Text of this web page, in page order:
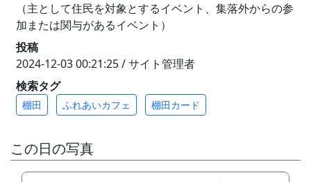
（主として住民を対象とするイベント、集落外からの参
加または関与があるイベント）
投稿
2024-12-03 00:21:25 / サイト管理者
検索タグ
棚田 ふれあいカフェ 棚田カード
この日の写真